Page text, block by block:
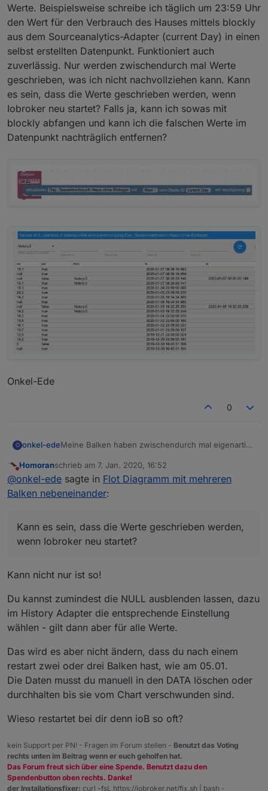
Werte. Beispielsweise schreibe ich täglich um 23:59 Uhr
den Wert für den Verbrauch des Hauses mittels blockly
aus dem Sourceanalytics-Adapter (current Day) in einen
selbst erstellten Datenpunkt. Funktioniert auch
zuverlässig. Nur werden zwischendurch mal Werte
geschrieben, was ich nicht nachvollziehen kann. Kann
es sein, dass die Werte geschrieben werden, wenn
Iobroker neu startet? Falls ja, kann ich sowas mit
blockly abfangen und kann ich die falschen Werte im
Datenpunkt nachträglich entfernen?
Onkel-Ede
0
O onkel-edeMeine Balken haben zwischendurch mal eigenartige
Uhr den Wert für den Verbrauch des Hauses mittels
blockly aus dem Sourceanalytics-Adapter (current
Day) in einen selbst erstellten Datenpunkt.
nicht nachvollziehen kann. Kann es sein, dass die
Werte geschrieben werden, wenn Iobroker neu
startet? Falls ja, kann ich sowas mit blockly
Datenpunkt nachträglich entfernen?
Onkel-Ede
Nicht stören
Homoranschrieb am 7. Jan. 2020, 16:52
zuletzt editiert von
@onkel-ede sagte in Flot Diagramm mit mehreren
Balken nebeneinander:
Kann es sein, dass die Werte geschrieben werden,
wenn Iobroker neu startet?
Kann nicht nur ist so!
Du kannst zumindest die NULL ausblenden lassen, dazu
im History Adapter die entsprechende Einstellung
wählen - gilt dann aber für alle Werte.
Das wird es aber nicht ändern, dass du nach einem
restart zwei oder drei Balken hast, wie am 05.01.
Die Daten musst du manuell in den DATA löschen oder
durchhalten bis sie vom Chart verschwunden sind.
Wieso restartet bei dir denn ioB so oft?
kein Support per PN! - Fragen im Forum stellen - Benutzt das Voting
rechts unten im Beitrag wenn er euch geholfen hat.
Das Forum freut sich über eine Spende. Benutzt dazu den
Spendenbutton oben rechts. Danke!
der Installationsfixer: curl -fsL https://iobroker.net/fix.sh | bash -